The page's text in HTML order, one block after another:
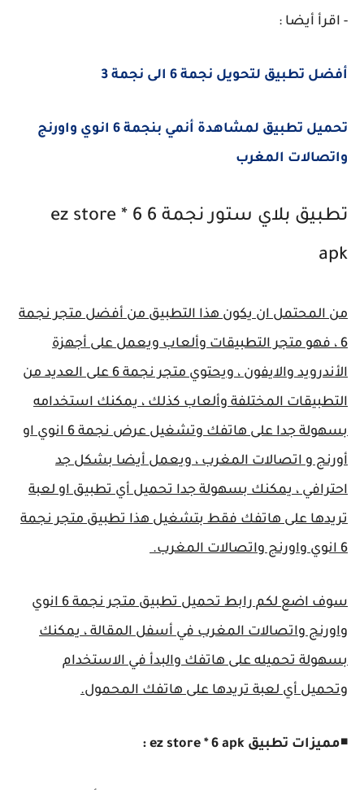
- اقرأ أيضا :
أفضل تطبيق لتحويل نجمة 6 الى نجمة 3
تحميل تطبيق لمشاهدة أنمي بنجمة 6 انوي واورنج
واتصالات المغرب
تطبيق بلاي ستور نجمة 6 ez store * 6
apk
من المحتمل ان يكون هذا التطبيق من أفضل متجر نجمة
6 ، فهو متجر التطبيقات وألعاب ويعمل على أجهزة
الأندرويد والايفون ، ويحتوي متجر نجمة 6 على العديد من
التطبيقات المختلفة وألعاب كذلك ، يمكنك استخدامه
بسهولة جدا على هاتفك وتشغيل عرض نجمة 6 انوي او
أورنج و اتصالات المغرب ، ويعمل أيضا بشكل جد
احترافي ، يمكنك بسهولة جدا تحميل أي تطبيق او لعبة
تريدها على هاتفك فقط بتشغيل هذا تطبيق متجر نجمة
6 انوي واورنج واتصالات المغرب.
سوف اضع لكم رابط تحميل تطبيق متجر نجمة 6 انوي
واورنج واتصالات المغرب في أسفل المقالة ، يمكنك
بسهولة تحميله على هاتفك والبدأ في الاستخدام
وتحميل أي لعبة تريدها على هاتفك المحمول.
◾مميزات تطبيق ez store * 6 apk :